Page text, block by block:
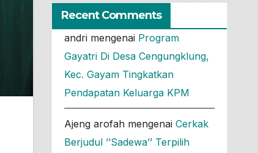
Recent Comments
andrimengenai Program
Gayatri Di Desa Cengungklung,
Kec. Gayam Tingkatkan
Pendapatan Keluarga KPM
Ajeng arofahmengenai Cerkak
Berjudul ’’Sadewa’’ Terpilih